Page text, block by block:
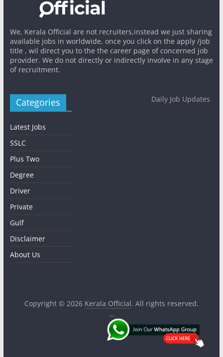
We, Kerala Official are not recruiters,instead we just sharing
available jobs in worldwide, once you click on the apply /job
title , wil direct you to the the career page of concerned job
provider. We do not directly or indirectly involve in any stage
of recruitment.
Categories
Latest Jobs
SSLC
Plus Two
Degree
Driver
Private
Gulf
Disclaimer
About Us
Daily Job Updates
Copyright © 2026 Kerala Official. All rights reserved.
...
.